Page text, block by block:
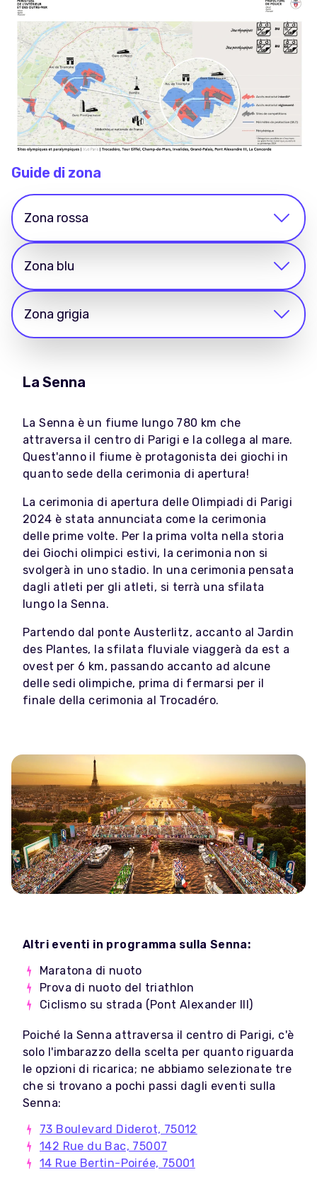
Guide di zona
Zona rossa
Zona blu
Zona grigia
La Senna
La Senna è un fiume lungo 780 km che
attraversa il centro di Parigi e la collega al mare.
Quest'anno il fiume è protagonista dei giochi in
quanto sede della cerimonia di apertura!
La cerimonia di apertura delle Olimpiadi di Parigi
2024 è stata annunciata come la cerimonia
delle prime volte. Per la prima volta nella storia
dei Giochi olimpici estivi, la cerimonia non si
svolgerà in uno stadio. In una cerimonia pensata
dagli atleti per gli atleti, si terrà una sfilata
lungo la Senna.
Partendo dal ponte Austerlitz, accanto al Jardin
des Plantes, la sfilata fluviale viaggerà da est a
ovest per 6 km, passando accanto ad alcune
delle sedi olimpiche, prima di fermarsi per il
finale della cerimonia al Trocadéro.
Altri eventi in programma sulla Senna:
Maratona di nuoto
Prova di nuoto del triathlon
Ciclismo su strada (Pont Alexander III)
Poiché la Senna attraversa il centro di Parigi, c'è
solo l'imbarazzo della scelta per quanto riguarda
le opzioni di ricarica; ne abbiamo selezionate tre
che si trovano a pochi passi dagli eventi sulla
Senna:
73 Boulevard Diderot, 75012
142 Rue du Bac, 75007
14 Rue Bertin-Poirée, 75001